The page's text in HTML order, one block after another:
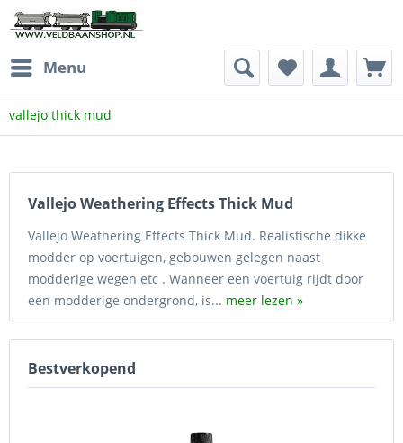
Menu
vallejo thick mud
Vallejo Weathering Effects Thick Mud
Vallejo Weathering Effects Thick Mud. Realistische dikke
modder op voertuigen, gebouwen gelegen naast
modderige wegen etc . Wanneer een voertuig rijdt door
een modderige ondergrond, is... meer lezen »
Bestverkopend